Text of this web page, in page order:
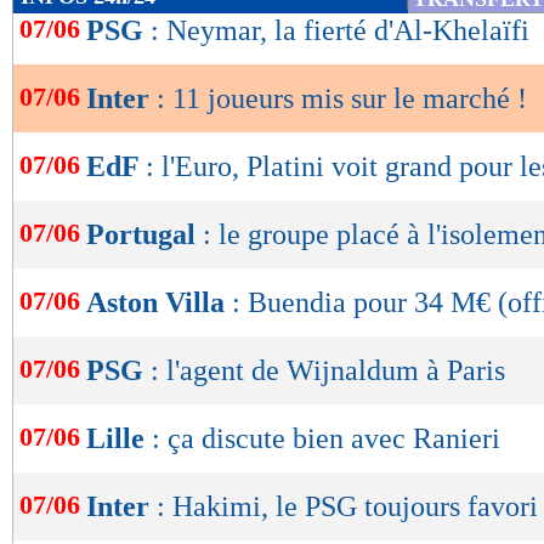
de
OK
07/06 PSG : Neymar, la fierté d'Al-Khelaïfi
07/06 Inter : 11 joueurs mis sur le marché !
07/06 EdF : l'Euro, Platini voit grand pour
07/06 Portugal : le groupe placé à
07/06 Aston Villa : Buendia pour 34 M€
07/06 PSG : l'agent de Wijnaldum à Paris
07/06 Lille : ça discute bien avec Ranieri
07/06 Inter : Hakimi, le PSG toujours favori